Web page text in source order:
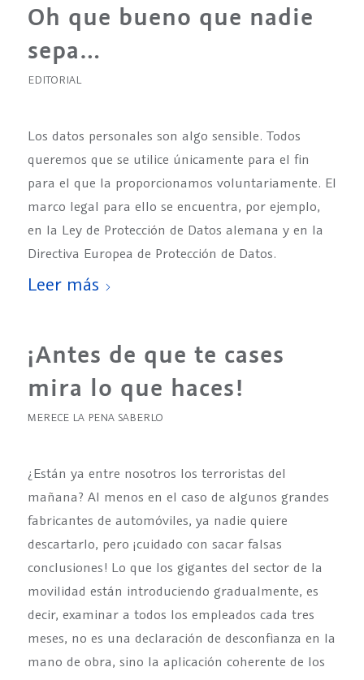
Oh que bueno que nadie
sepa…
EDITORIAL
Los datos personales son algo sensible. Todos
queremos que se utilice únicamente para el fin
para el que la proporcionamos voluntariamente. El
marco legal para ello se encuentra, por ejemplo,
en la Ley de Protección de Datos alemana y en la
Directiva Europea de Protección de Datos.
Leer más
¡Antes de que te cases
mira lo que haces!
MERECE LA PENA SABERLO
¿Están ya entre nosotros los terroristas del
mañana? Al menos en el caso de algunos grandes
fabricantes de automóviles, ya nadie quiere
descartarlo, pero ¡cuidado con sacar falsas
conclusiones! Lo que los gigantes del sector de la
movilidad están introduciendo gradualmente, es
decir, examinar a todos los empleados cada tres
meses, no es una declaración de desconfianza en la
mano de obra, sino la aplicación coherente de los